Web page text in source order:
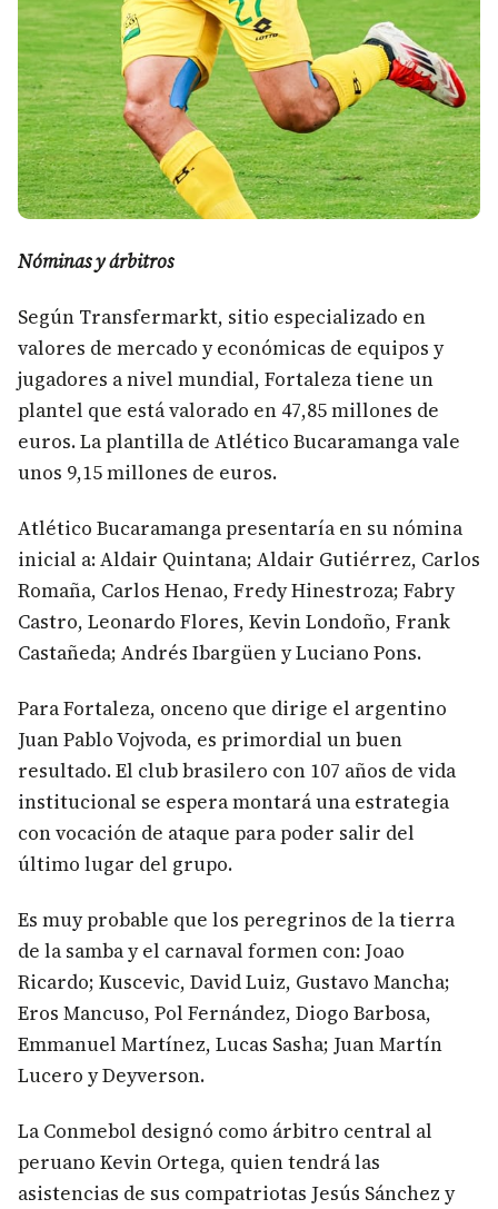
Nóminas y árbitros
Según Transfermarkt, sitio especializado en
valores de mercado y económicas de equipos y
jugadores a nivel mundial, Fortaleza tiene un
plantel que está valorado en 47,85 millones de
euros. La plantilla de Atlético Bucaramanga vale
unos 9,15 millones de euros.
Atlético Bucaramanga presentaría en su nómina
inicial a: Aldair Quintana; Aldair Gutiérrez, Carlos
Romaña, Carlos Henao, Fredy Hinestroza; Fabry
Castro, Leonardo Flores, Kevin Londoño, Frank
Castañeda; Andrés Ibargüen y Luciano Pons.
Para Fortaleza, onceno que dirige el argentino
Juan Pablo Vojvoda, es primordial un buen
resultado. El club brasilero con 107 años de vida
institucional se espera montará una estrategia
con vocación de ataque para poder salir del
último lugar del grupo.
Es muy probable que los peregrinos de la tierra
de la samba y el carnaval formen con: Joao
Ricardo; Kuscevic, David Luiz, Gustavo Mancha;
Eros Mancuso, Pol Fernández, Diogo Barbosa,
Emmanuel Martínez, Lucas Sasha; Juan Martín
Lucero y Deyverson.
La Conmebol designó como árbitro central al
peruano Kevin Ortega, quien tendrá las
asistencias de sus compatriotas Jesús Sánchez y